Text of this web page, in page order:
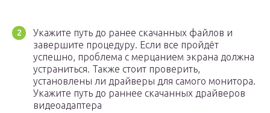
Укажите путь до ранее скачанных файлов и
завершите процедуру. Если все пройдёт
успешно, проблема с мерцанием экрана должна
устраниться. Также стоит проверить,
установлены ли драйверы для самого монитора.
Укажите путь до раннее скачанных драйверов
видеоадаптера